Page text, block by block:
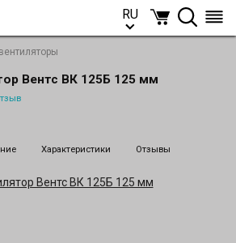
RU
Вентс ВК 125Б 125 мм
Характеристики Отзывы